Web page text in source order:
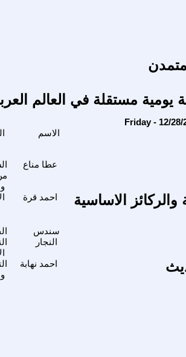
يومية مستقلة في العالم
الاسم
عطا مناع
احمد قرة
المصرية والركائز الاساسية
سندس
النجار
احمد نهابة